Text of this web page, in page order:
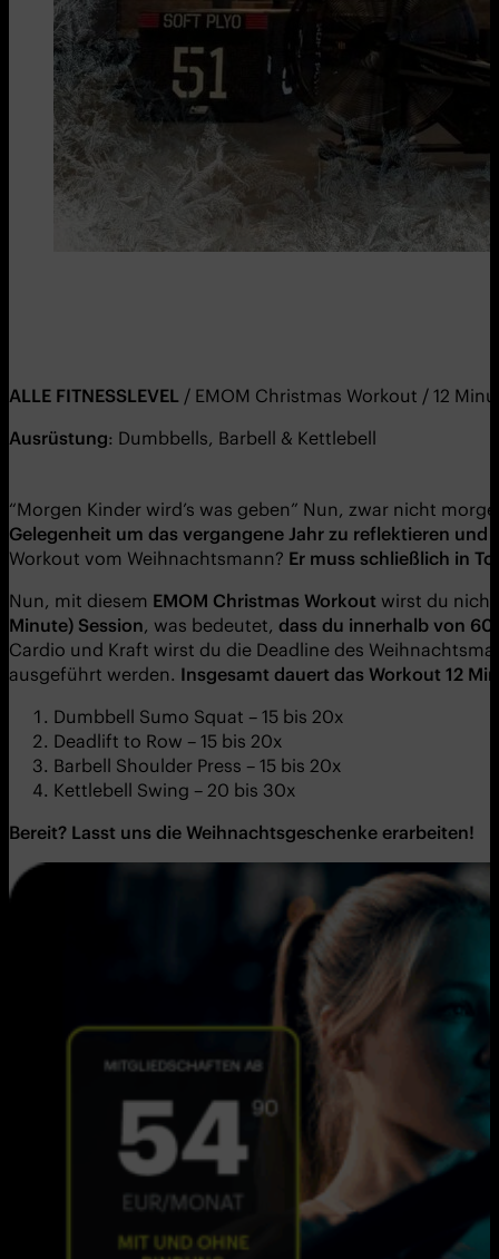
ALLE FITNESSLEVEL / EMOM Christmas Workout / 12
Ausrüstung: Dumbbells, Barbell & Kettlebell
“Morgen Kinder wird’s was geben” Nun, zwar nicht
Gelegenheit um das vergangene Jahr zu reflektieren
Workout vom Weihnachtsmann? Er muss schließlich in
Nun, mit diesem EMOM Christmas Workout wirst du
Minute) Session, was bedeutet, dass du innerhalb von
Cardio und Kraft wirst du die Deadline des
ausgeführt werden. Insgesamt dauert das Workout 12
Dumbbell Sumo Squat – 15 bis 20x
Deadlift to Row – 15 bis 20x
Barbell Shoulder Press – 15 bis 20x
Kettlebell Swing – 20 bis 30x
Bereit? Lasst uns die Weihnachtsgeschenke erarbeiten!